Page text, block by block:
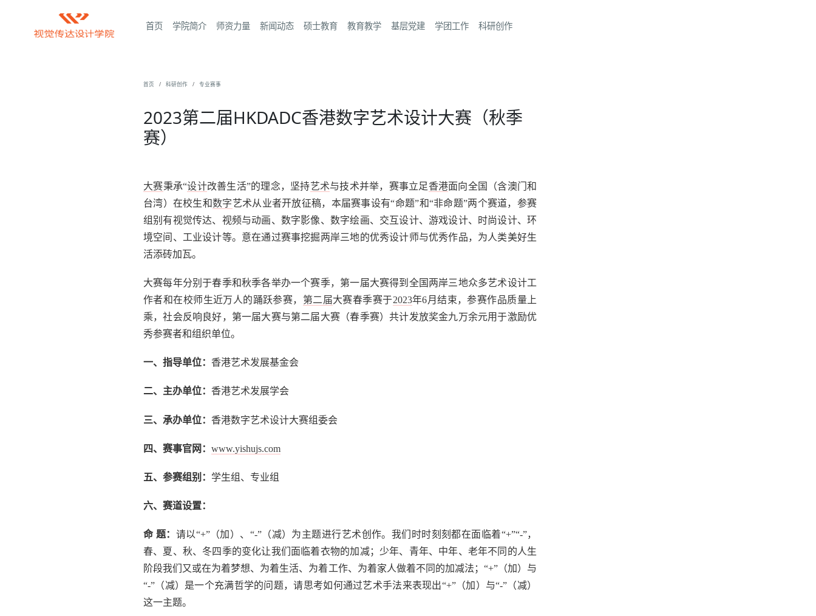
首页 学院简介 师资力量 新闻动态 硕士教育 教育教学 基层党建 学团工作 科研创作
首页 科研创作 专业赛事
2023第二届HKDADC香港数字艺术设计大赛（秋季
赛）
大赛秉承“设计改善生活”的理念，坚持艺术与技术并举，赛事立足 香港面向全国（含澳门和
台湾）在校生和数字艺术从业者开放征稿，本届赛事设有“命题”和“非命题”两个赛道，参赛
组别有视觉传达、视频与动画、数字影像、数字绘画、交互设计、游戏设计、时尚设计、环
境空间、工业设计等。意在通过赛事挖掘两岸三地的优秀设计师与优秀作品，为人类美好生
活添砖加瓦。
大赛每年分别于春季和秋季各举办一个赛季，第一届大赛得到全国两岸三地众多艺术设计工
作者和在校师生近万人的踊跃参赛， 第二届大赛春季赛于2023年6月结束，参赛作品质量上
乘，社会反响良好，第一届大赛与第二届大赛（春季赛）共计发放奖金九万余元用于激励优
秀参赛者和组织单位。
一、指导单位： 香港艺术发展基金会
二、主办单位： 香港艺术发展学会
三、承办单位： 香港数字艺术设计大赛组委会
四、赛事官网： www.yishujs.com
五、参赛组别： 学生组、专业组
六、赛道设置：
命 题： 请以“+”（加）、“-”（减）为主题进行艺术创作。我们时时刻刻都在面临着“+”“-”，
春、夏、秋、冬四季的变化让我们面临着衣物的加减；少年、青年、中年、老年不同的人生
阶段我们又或在为着梦想、为着生活、为着工作、为着家人做着不同的加减法；“+”（加）与
“-”（减）是一个充满哲学的问题，请思考如何通过艺术手法来表现出“+”（加）与“-”（减）
这一主题。